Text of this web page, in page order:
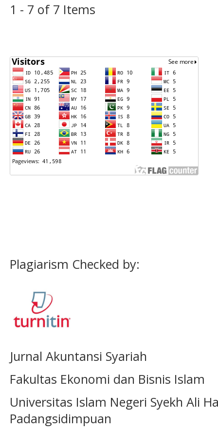
1 - 7 of 7 Items
Plagiarism Checked by:
Jurnal Akuntansi Syariah
Fakultas Ekonomi dan Bisnis Islam
Universitas Islam Negeri Syekh Ali
Padangsidimpuan